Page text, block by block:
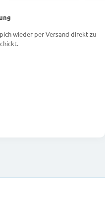
wieder per Versand direkt zu